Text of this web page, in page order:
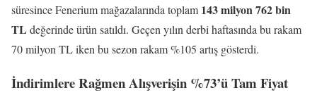
süresince Fenerium mağazalarında toplam 143 milyon 762 bin
TL değerinde ürün satıldı. Geçen yılın derbi haftasında bu rakam
70 milyon TL iken bu sezon rakam %105 artış gösterdi.
İndirimlere Rağmen Alışverişin %73’ü Tam Fiyat